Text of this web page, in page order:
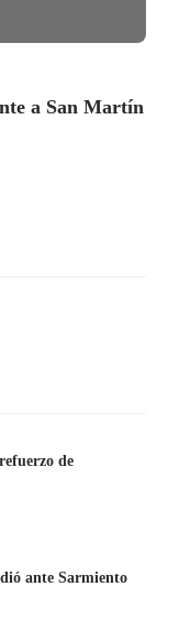
a San Martín
de
ante Sarmiento